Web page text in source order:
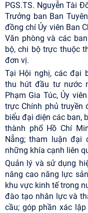
PGS.TS. Nguyễn Tài
Trưởng ban Ban
đồng chí Ủy viên Ban
Văn phòng và các
bộ, chi bộ trực thuộc
đơn vị.
Tại Hội nghị, các đại
thu hút đầu tư nước
Phạm Gia Túc, Ủy
trực Chính phủ truyền
biểu đại diện các ban,
thành phố Hồ Chí
Nẵng; tham luận đại
những khía cạnh liên
Quản lý và sử dụng
nâng cao năng lực
khu vực kinh tế trong
đào tạo nhân lực và
cầu; góp phần xác